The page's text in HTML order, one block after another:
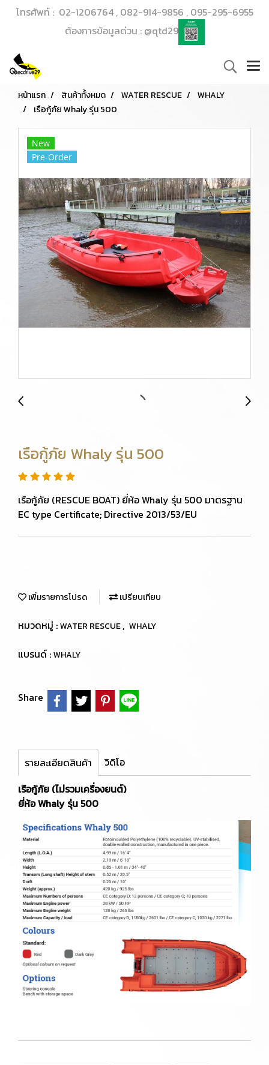
โทรศัพท์ : 02-1206764 , 082-914-9856 , 095-295-6955
ต้องการข้อมูลด่วน : @qtd29
หน้าแรก สินค้าทั้งหมด WATER RESCUE
WHALY
เรือกู้ภัย Whaly รุ่น 500
New
Pre-Order
เรือกู้ภัย Whaly รุ่น 500
เรือกู้ภัย (RESCUE BOAT) ยี่ห้อ Whaly รุ่น 500 มาตรฐาน
EC type Certificate; Directive 2013/53/EU
เพิ่มรายการโปรด เปรียบเทียบ
หมวดหมู่ :WATER RESCUE, WHALY
แบรนด์ :WHALY
Share
รายละเอียดสินค้า
วิดิโอ
เรือกู้ภัย (ไม่รวมเครื่องยนต์)
ยี่ห้อ Whaly รุ่น 500